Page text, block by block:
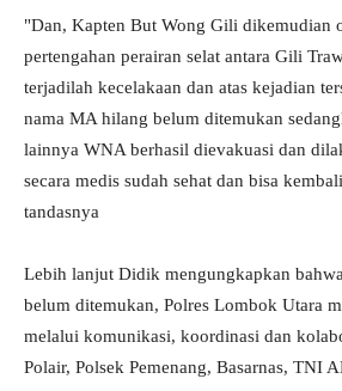
"Dan, Kapten But Wong Gili dikemudian
pertengahan perairan selat antara Gili
terjadilah kecelakaan dan atas kejadian
nama MA hilang belum ditemukan
lainnya WNA berhasil dievakuasi dan
secara medis sudah sehat dan bisa
tandasnya
Lebih lanjut Didik mengungkapkan
belum ditemukan, Polres Lombok Utara
melalui komunikasi, koordinasi dan
Polair, Polsek Pemenang, Basarnas, TNI